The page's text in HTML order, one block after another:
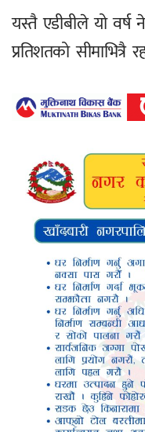
यस्तै एडीबीले यो वर्ष
प्रतिशतको